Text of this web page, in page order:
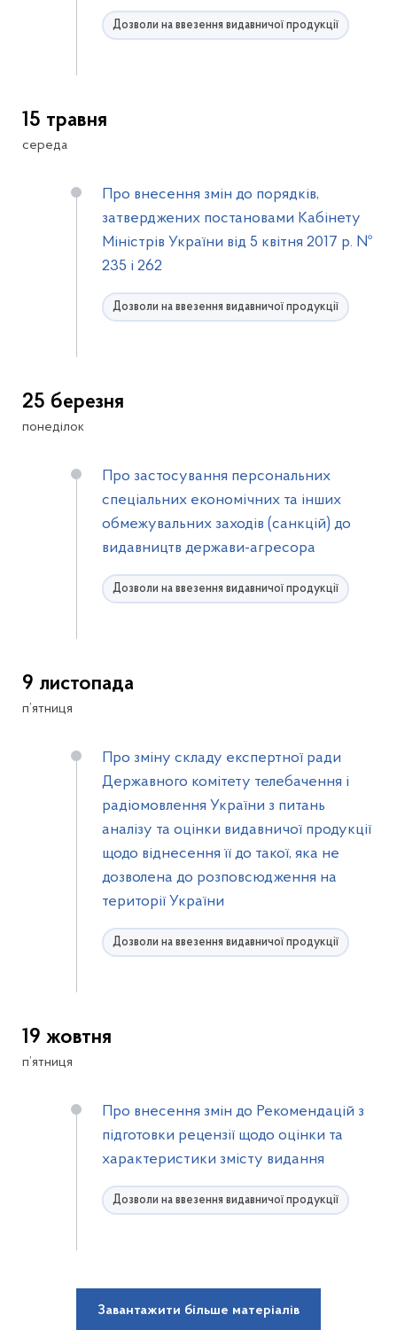
Дозволи на ввезення видавничої продукції
15 травня
середа
Про внесення змін до порядків,
затверджених постановами Кабінету
Міністрів України від 5 квітня 2017 р. №
235 і 262
Дозволи на ввезення видавничої продукції
25 березня
понеділок
Про застосування персональних
спеціальних економічних та інших
обмежувальних заходів (санкцій) до
видавництв держави-агресора
Дозволи на ввезення видавничої продукції
9 листопада
п’ятниця
Про зміну складу експертної ради
Державного комітету телебачення і
радіомовлення України з питань
аналізу та оцінки видавничої продукції
щодо віднесення її до такої, яка не
дозволена до розповсюдження на
території України
Дозволи на ввезення видавничої продукції
19 жовтня
п’ятниця
Про внесення змін до Рекомендацій з
підготовки рецензії щодо оцінки та
характеристики змісту видання
Дозволи на ввезення видавничої продукції
Завантажити більше матеріалів